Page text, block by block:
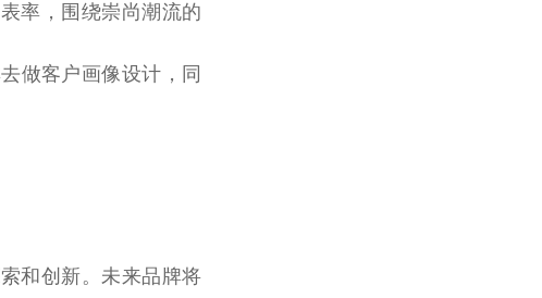
率，围绕崇尚潮流的
做客户画像设计，同
和创新。未来品牌将